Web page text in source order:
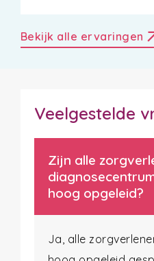
Bekijk alle ervaringen
Veelgestelde
Zijn alle
hoog opgeleid?
Ja, alle